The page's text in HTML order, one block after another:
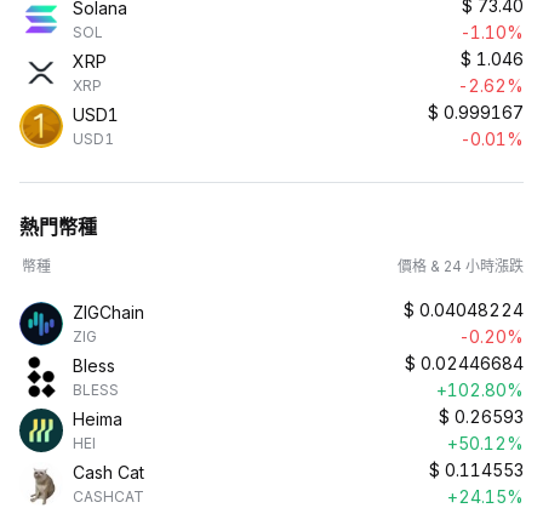
Solana
SOL
$ 73.40
-1.10%
XRP
XRP
$ 1.046
-2.62%
USD1
USD1
$ 0.999167
-0.01%
熱門幣種
幣種 價格 & 24 小時漲跌
ZIGChain
ZIG
$ 0.04048224
-0.20%
Bless
BLESS
$ 0.02446684
+102.80%
Heima
HEI
$ 0.26593
+50.12%
Cash Cat
CASHCAT
$ 0.114553
+24.15%